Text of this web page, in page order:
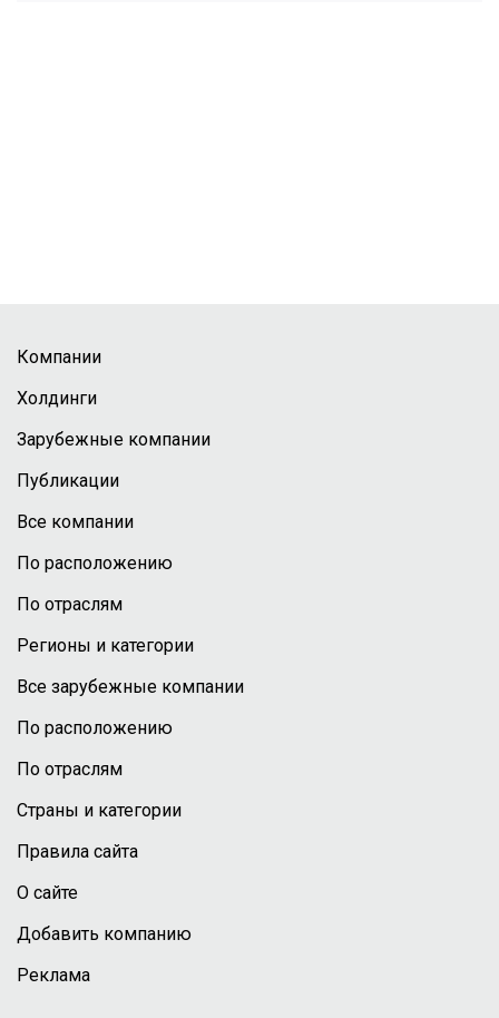
Компании
Холдинги
Зарубежные компании
Публикации
Все компании
По расположению
По отраслям
Регионы и категории
Все зарубежные компании
По расположению
По отраслям
Страны и категории
Правила сайта
О сайте
Добавить компанию
Реклама